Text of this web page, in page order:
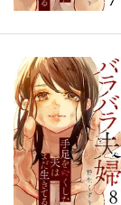
ポイント